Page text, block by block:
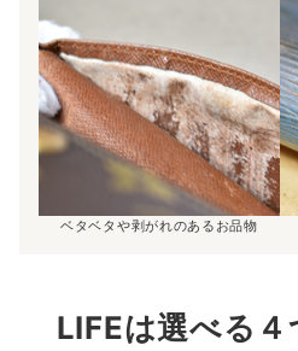
ベタベタや剥がれのあるお品物
LIFEは選べる